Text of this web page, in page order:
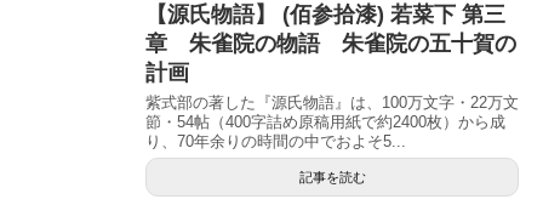
【源氏物語】 (佰参拾漆) 若菜下 第三
章 朱雀院の物語 朱雀院の五十賀の
計画
紫式部の著した『源氏物語』は、100万文字・22万文
節・54帖（400字詰め原稿用紙で約2400枚）から成
り、70年余りの時間の中でおよそ5...
記事を読む